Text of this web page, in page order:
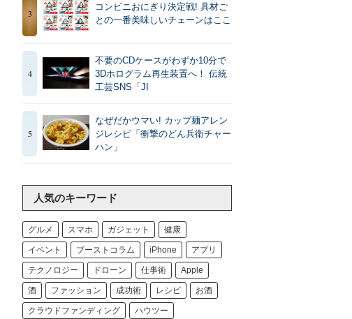
3
コンビニおにぎり決定戦! 具材ご
との一番美味しいチェーンはここ
4
不要のCDケースがわずか10分で
3Dホログラム再生装置へ！ 伝統
工芸SNS「JI
5
なぜだかウマい! カップ麺アレン
ジレシピ「衝撃のどん兵衛チャー
ハン」
人気のキーワード
グルメ スマホ ガジェット 健康
イベント ブーストコラム iPhone アプリ
テクノロジー ドローン 仕事術 Apple
酒 ファッション 成功術 レシピ お酒
クラウドファンディング ハウツー